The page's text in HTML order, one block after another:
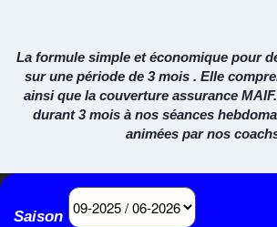
La formule simple et économique pour
sur une période de 3 mois . Elle
ainsi que la couverture assurance
durant 3 mois à nos séances
animées par nos
Saison